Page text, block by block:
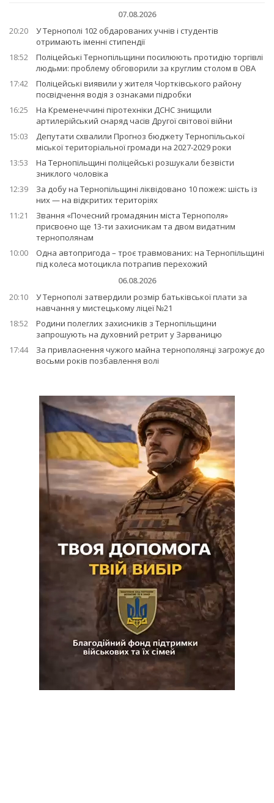
07.08.2026
20:20
У Тернополі 102 обдарованих учнів і студентів
отримають іменні стипендії
18:52
Поліцейські Тернопільщини посилюють протидію торгівлі
людьми: проблему обговорили за круглим столом в ОВА
17:42
Поліцейські виявили у жителя Чортківського району
посвідчення водія з ознаками підробки
16:25
На Кременеччині піротехніки ДСНС знищили
артилерійський снаряд часів Другої світової війни
15:03
Депутати схвалили Прогноз бюджету Тернопільської
міської територіальної громади на 2027-2029 роки
13:53
На Тернопільщині поліцейські розшукали безвісти
зниклого чоловіка
12:39
За добу на Тернопільщині ліквідовано 10 пожеж: шість із
них — на відкритих територіях
11:21
Звання «Почесний громадянин міста Тернополя»
присвоєно ще 13-ти захисникам та двом видатним
тернополянам
10:00
Одна автопригода – троє травмованих: на Тернопільщині
під колеса мотоцикла потрапив перехожий
06.08.2026
20:10
У Тернополі затвердили розмір батьківської плати за
навчання у мистецькому ліцеї №21
18:52
Родини полеглих захисників з Тернопільщини
запрошують на духовний ретрит у Зарваницю
17:44
За привласнення чужого майна тернополянці загрожує до
восьми років позбавлення волі